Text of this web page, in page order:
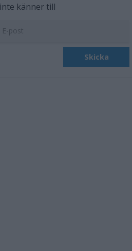
inte känner till
Skicka